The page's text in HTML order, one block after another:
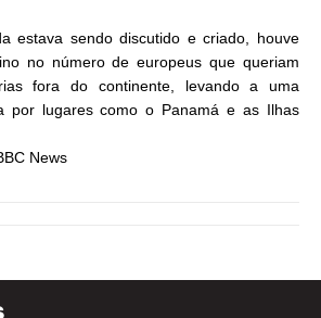
estava sendo discutido e criado, houve
no número de europeus que queriam
fora do continente, levando a uma
por lugares como o Panamá e as Ilhas
News